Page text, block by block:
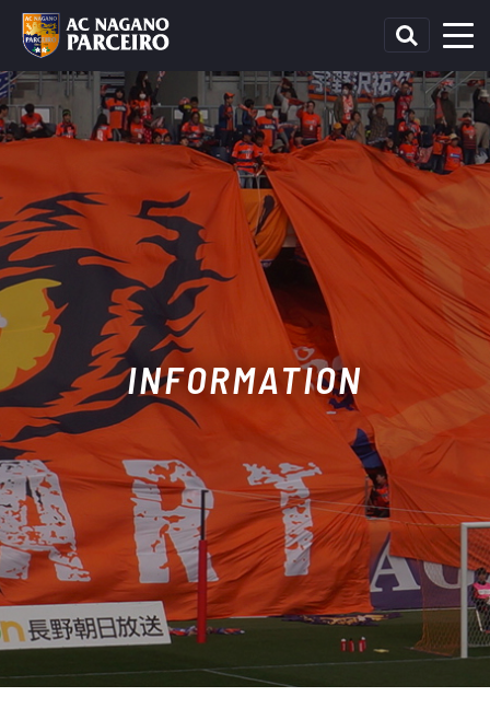
INFORMATION